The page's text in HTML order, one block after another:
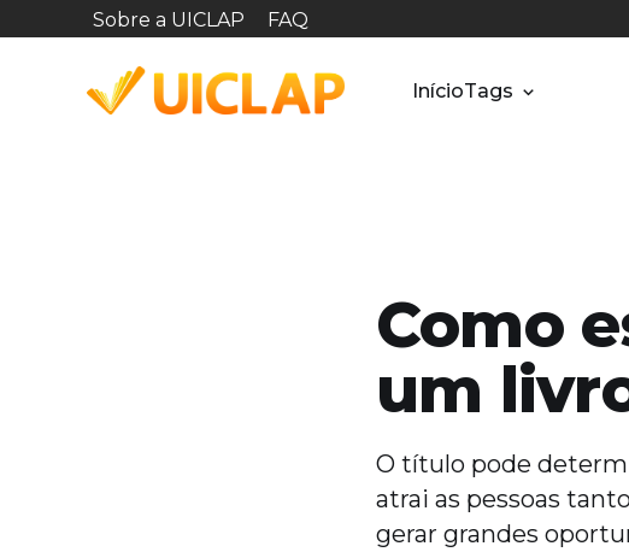
Sobre a UICLAP FAQ
InícioTags
Como
um
O título pode
atrai as pessoas
gerar grandes